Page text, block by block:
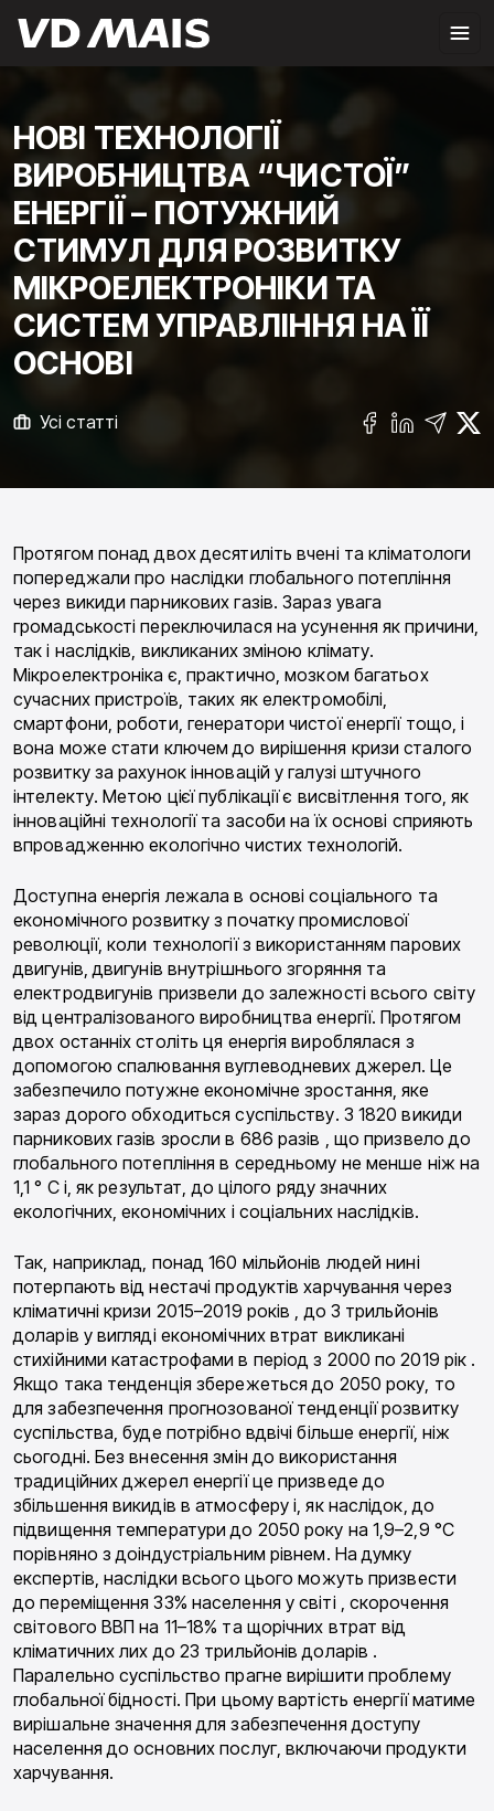
НОВІ ТЕХНОЛОГІЇ
ВИРОБНИЦТВА “ЧИСТОЇ”
ЕНЕРГІЇ – ПОТУЖНИЙ
СТИМУЛ ДЛЯ РОЗВИТКУ
МІКРОЕЛЕКТРОНІКИ ТА
СИСТЕМ УПРАВЛІННЯ НА ЇЇ
ОСНОВІ
Усі статті
Протягом понад двох десятиліть вчені та кліматологи
попереджали про наслідки глобального потепління
через викиди парникових газів. Зараз увага
громадськості переключилася на усунення як причини,
так і наслідків, викликаних зміною клімату.
Мікроелектроніка є, практично, мозком багатьох
сучасних пристроїв, таких як електромобілі,
смартфони, роботи, генератори чистої енергії тощо, і
вона може стати ключем до вирішення кризи сталого
розвитку за рахунок інновацій у галузі штучного
інтелекту. Метою цієї публікації є висвітлення того, як
інноваційні технології та засоби на їх основі сприяють
впровадженню екологічно чистих технологій.
Доступна енергія лежала в основі соціального та
економічного розвитку з початку промислової
революції, коли технології з використанням парових
двигунів, двигунів внутрішнього згоряння та
електродвигунів призвели до залежності всього світу
від централізованого виробництва енергії. Протягом
двох останніх століть ця енергія вироблялася з
допомогою спалювання вуглеводневих джерел. Це
забезпечило потужне економічне зростання, яке
зараз дорого обходиться суспільству. З 1820 викиди
парникових газів зросли в 686 разів , що призвело до
глобального потепління в середньому не менше ніж на
1,1 ° C і, як результат, до цілого ряду значних
екологічних, економічних і соціальних наслідків.
Так, наприклад, понад 160 мільйонів людей нині
потерпають від нестачі продуктів харчування через
кліматичні кризи 2015–2019 років , до 3 трильйонів
доларів у вигляді економічних втрат викликані
стихійними катастрофами в період з 2000 по 2019 рік .
Якщо така тенденція збережеться до 2050 року, то
для забезпечення прогнозованої тенденції розвитку
суспільства, буде потрібно вдвічі більше енергії, ніж
сьогодні. Без внесення змін до використання
традиційних джерел енергії це призведе до
збільшення викидів в атмосферу і, як наслідок, до
підвищення температури до 2050 року на 1,9–2,9 °C
порівняно з доіндустріальним рівнем. На думку
експертів, наслідки всього цього можуть призвести
до переміщення 33% населення у світі , скорочення
світового ВВП на 11–18% та щорічних втрат від
кліматичних лих до 23 трильйонів доларів .
Паралельно суспільство прагне вирішити проблему
глобальної бідності. При цьому вартість енергії матиме
вирішальне значення для забезпечення доступу
населення до основних послуг, включаючи продукти
харчування.